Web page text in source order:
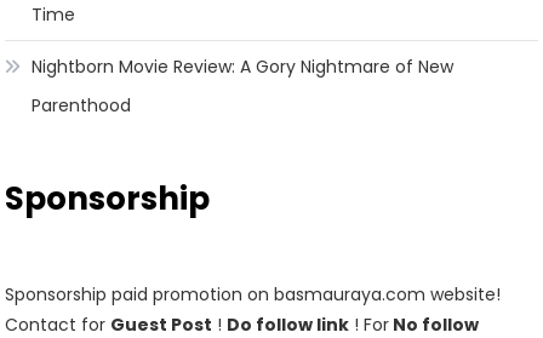
Time
Nightborn Movie Review: A Gory Nightmare of New
Parenthood
Sponsorship
Sponsorship paid promotion on basmauraya.com website!
Contact for Guest Post ! Do follow link ! For No follow